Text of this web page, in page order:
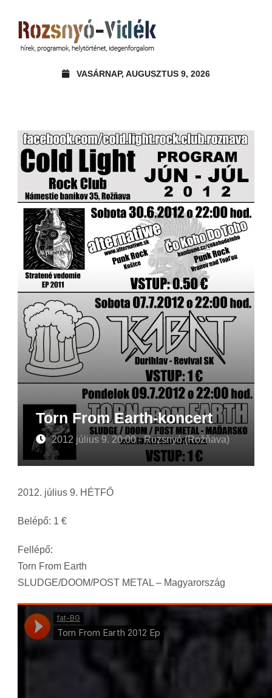
VASÁRNAP, AUGUSZTUS 9, 2026
Torn From Earth-koncert
2012 július 9. 20:00 - Rozsnyó (Rožňava)
2012. július 9. HÉTFŐ
Belépő: 1 €
Fellépő:
Torn From Earth
SLUDGE/DOOM/POST METAL – Magyarország